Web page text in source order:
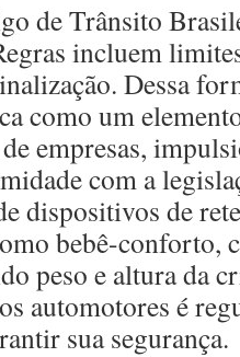
de Trânsito
incluem
Dessa
como um
empresas,
com a
dispositivos de
bebê-conforto,
peso e altura da
automotores é
sua segurança.